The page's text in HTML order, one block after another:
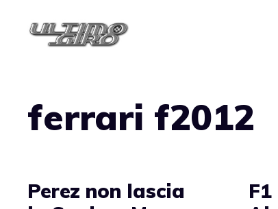
ferrari f2012
Perez non lascia